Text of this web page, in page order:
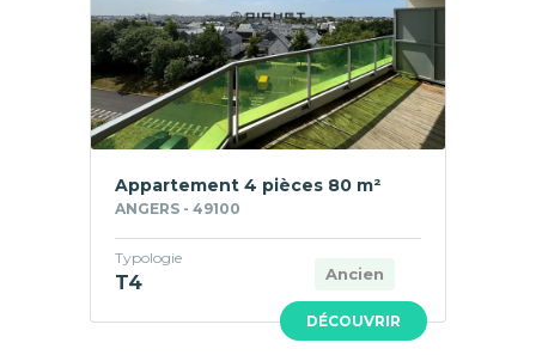
DÉCOUVRIR
Appartement 4 pièces 80 m²
ANGERS - 49100
Ancien
Typologie
T4